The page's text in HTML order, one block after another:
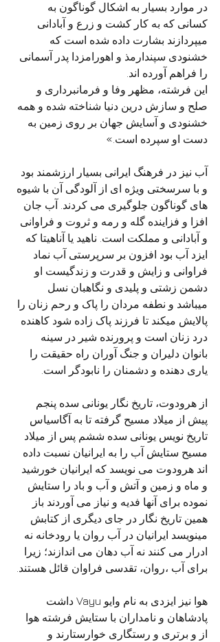
در موارد بسیار به اشکال گوناگون به
کسانی که به کار کشت و زرع و آبادانی
میپردازند بشارت داده شده است که
خشنودی سپندارمذ و اهورامزدا پدر آسمانی
را فراهم آورده اند.
این فرشته، مظهر وفا و فرمانبرداری و
صلح و سازش درین دنیا شناخته شده و همه
خشنودی و آسایش جهان بر روی زمین به
دست او سپرده است.»
آب نیز در فرهنگ ایرانی بسیار ارزشمند بود
و با سرسختی ویژه ای از آلودگی آن با شیوه
های گوناگون جلوگیری می کردند. آب جان
افزا و فزاینده گله و رمه و ثروت و فراوانی
و آبادانی و مملکت است. ناهید یا آناهیتا که
ایزد آب بود افزون بر سرپرستی آب نماد
فراوانی و زایش و قدرت و زندگیست او
دشمن زشتی و پلیدی و نگاهبان نسل
میباشد و نطفه مردان را پاک و رحم زنان را
پالایش میکند تا فرزند پاک زاده شود کاهنده
درد زنان است و پرورنده شیر در سینه
بانوان دلیران و جنگ آوران راه حقیقت را
یاری دهنده و دشمنان را نابودگر است.
از هرودوت، تاریخ نگار یونانی سده پنجم
پیش از میلاد مسیح گرفته تا به آگاسیاس
تاریخ نویس یونانی سده ششم پس از میلاد
مسیح ستایش آب را به ایرانیان نسبت داده
اند هرودوت می نویسد که ایرانیان خورشید
و ماه و زمین و آتش و آب و باد را ستایش
نموده برای آنها فدیه و نیاز می آوردند باز
همین تاریخ نگار در جای دیگری از کتابش
مینویسد ایرانیان در آب روان یا رودخانه نه
ادرار می کنند نه آب دهان می اندازند؛ زیرا
برای آب ،روان، تقدسی فراوان قائل هستند.
هوا نیز ایزدی به نام وایو Vayu داشت
پادشاهان و نامداران با ستایش فرشته هوا
از و برتری و رستگاری خوارستارند و